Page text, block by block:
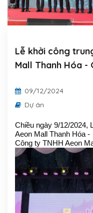
Lễ khởi công
Mall Thanh Hóa -
09/12/2024
Dự án
Chiều ngày 9/12/2024,
Aeon Mall Thanh Hóa -
Công ty TNHH Aeon